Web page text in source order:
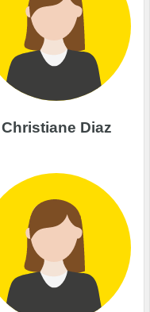
Christiane Diaz